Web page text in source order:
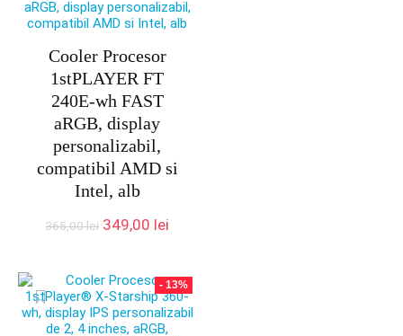
Cooler Procesor
1stPLAYER FT
240E-wh FAST
aRGB, display
personalizabil,
compatibil AMD si
Intel, alb
365,00lei Prețul
fost:
365,00 lei.
349,00 lei
349,00 lei.
- 13%